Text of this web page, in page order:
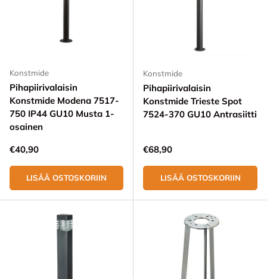
Konstmide
Pihapiirivalaisin
Konstmide Modena 7517-
750 IP44 GU10 Musta 1-
osainen
Normaali hinta
€40,90
LISÄÄ OSTOSKORIIN
Konstmide
Pihapiirivalaisin
Konstmide Trieste Spot
7524-370 GU10 Antrasiitti
Normaali hinta
€68,90
LISÄÄ OSTOSKORIIN